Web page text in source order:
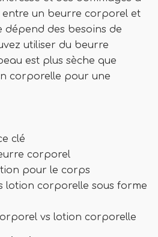
entre un beurre corporel et
des besoins de
utiliser du beurre
est plus sèche que
corporelle pour une
clé
corporel
pour le corps
lotion corporelle sous forme
vs lotion corporelle